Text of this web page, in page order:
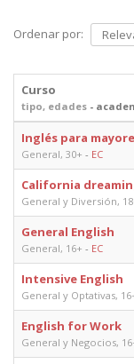
Ordenar por:
Curso
tipo, edades -
Inglés para
General, 30+ - EC
California
General y Diversión,
General English
General, 16+ - EC
Intensive English
General y Optativas,
English for Work
General y Negocios,